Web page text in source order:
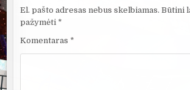
El. pašto adresas nebus skelbiamas. Būtini
pažymėti *
Komentaras *